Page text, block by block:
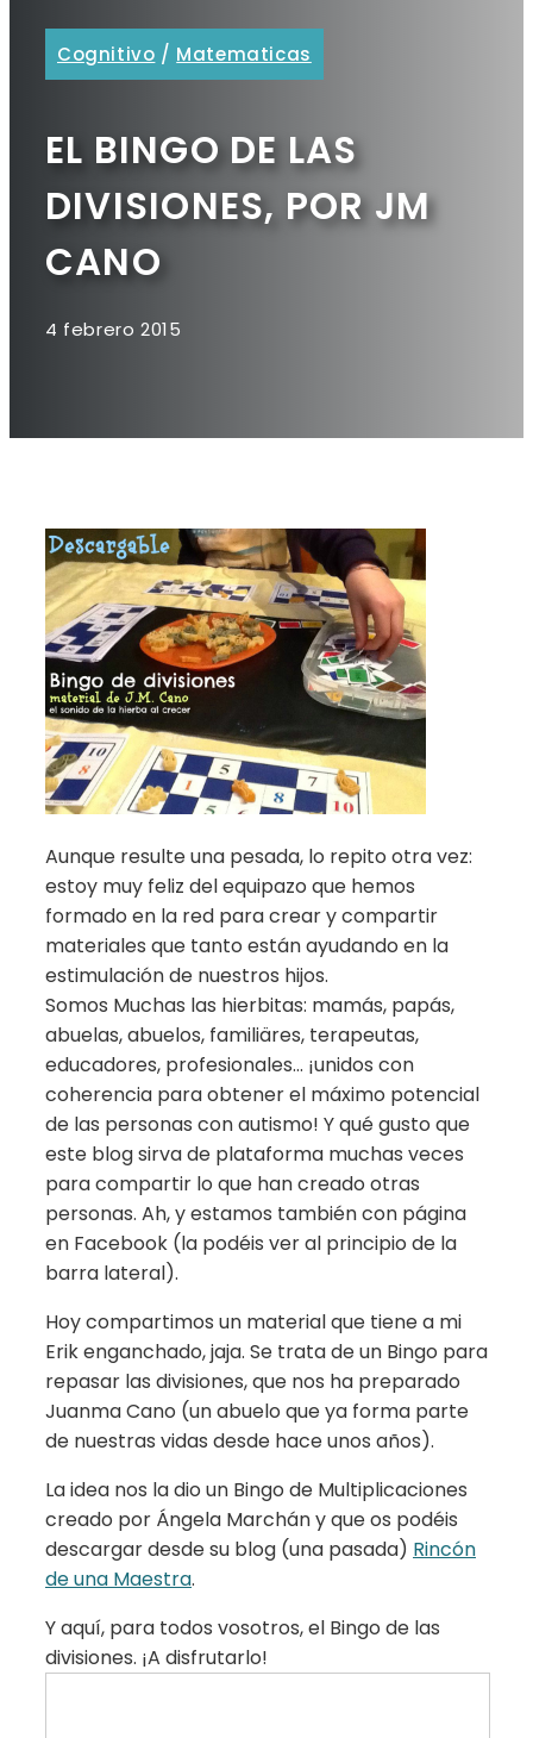
Cognitivo / Matematicas
EL BINGO DE LAS
DIVISIONES, POR JM
CANO
4 febrero 2015
Aunque resulte una pesada, lo repito otra vez:
estoy muy feliz del equipazo que hemos
formado en la red para crear y compartir
materiales que tanto están ayudando en la
estimulación de nuestros hijos.
Somos Muchas las hierbitas: mamás, papás,
abuelas, abuelos, familiäres, terapeutas,
educadores, profesionales… ¡unidos con
coherencia para obtener el máximo potencial
de las personas con autismo! Y qué gusto que
este blog sirva de plataforma muchas veces
para compartir lo que han creado otras
personas. Ah, y estamos también con página
en Facebook (la podéis ver al principio de la
barra lateral).
Hoy compartimos un material que tiene a mi
Erik enganchado, jaja. Se trata de un Bingo para
repasar las divisiones, que nos ha preparado
Juanma Cano (un abuelo que ya forma parte
de nuestras vidas desde hace unos años).
La idea nos la dio un Bingo de Multiplicaciones
creado por Ángela Marchán y que os podéis
descargar desde su blog (una pasada) Rincón
de una Maestra.
Y aquí, para todos vosotros, el Bingo de las
divisiones. ¡A disfrutarlo!